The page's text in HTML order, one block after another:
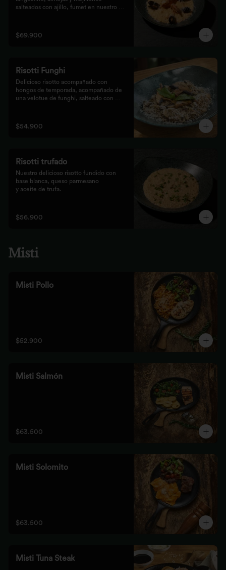
salteados con ajillo, fumet en nuestro
$69.900
Risotti Funghi
Delicioso risotto acompañado con
hongos de temporada, acompañado de
una velotue de funghi, salteado con
$54.900
Risotti trufado
Nuestro delicioso risotto fundido con
base blanca, queso parmesano
y aceite de trufa.
$56.900
Misti
Misti Pollo
$52.900
Misti Salmón
$63.500
Misti Solomito
$63.500
Misti Tuna Steak